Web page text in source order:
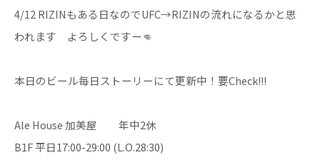
4/12 RIZINもある日なのでUFC→RIZINの流れになるかと思
われます よろしくですー👊
本日のビール毎日ストーリーにて更新中！要Check!!!
Ale House 加美屋 年中2休
B1F 平日17:00-29:00 (L.O.28:30)